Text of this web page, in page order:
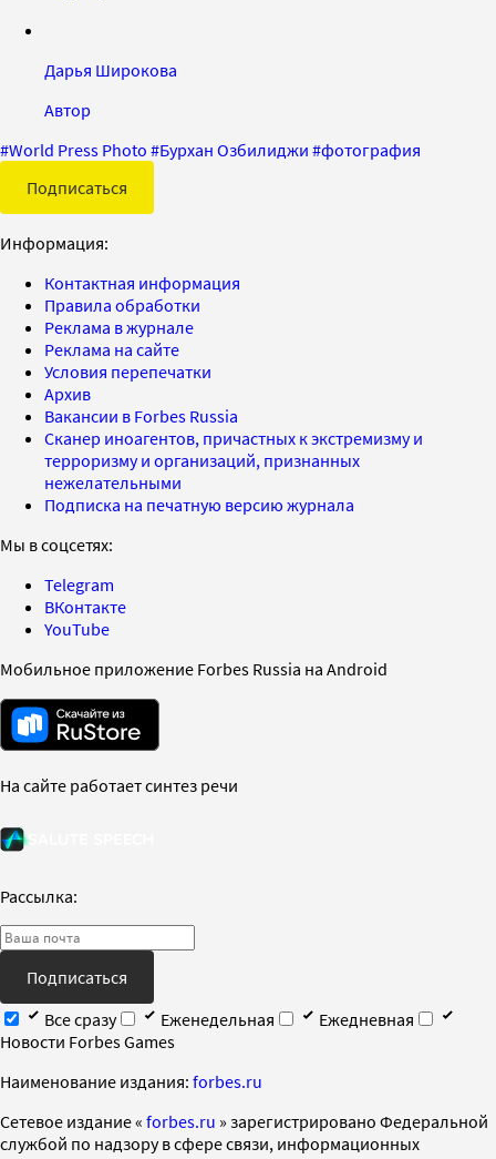
Дарья Широкова
Автор
#World Press Photo #Бурхан Озбилиджи #фотография
Подписаться
Информация:
Контактная информация
Правила обработки
Реклама в журнале
Реклама на сайте
Условия перепечатки
Архив
Вакансии в Forbes Russia
Сканер иноагентов, причастных к экстремизму и
терроризму и организаций, признанных
нежелательными
Подписка на печатную версию журнала
Мы в соцсетях:
Telegram
ВКонтакте
YouTube
Мобильное приложение Forbes Russia на Android
На сайте работает синтез речи
Рассылка:
Подписаться
Все сразу
Еженедельная
Ежедневная
Новости Forbes Games
Наименование издания: forbes.ru
Cетевое издание « forbes.ru » зарегистрировано Федеральной
службой по надзору в сфере связи, информационных